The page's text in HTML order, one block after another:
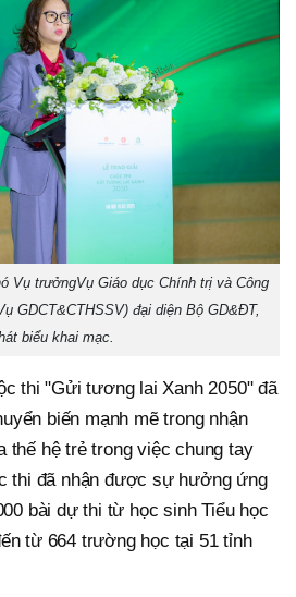
Vụ trưởngVụ Giáo dục Chính trị và Công
GDCT&CTHSSV) đại diện Bộ GD&ĐT,
biểu khai mạc.
thi "Gửi tương lai Xanh 2050" đã
biến mạnh mẽ trong nhận
thế hệ trẻ trong việc chung tay
thi đã nhận được sự hưởng ứng
bài dự thi từ học sinh Tiểu học
từ 664 trường học tại 51 tỉnh